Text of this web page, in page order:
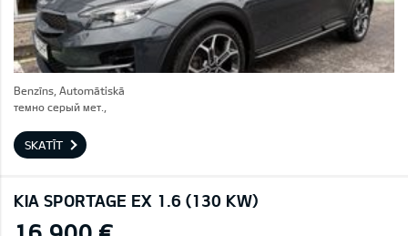
Benzīns, Automātiskā
темно серый мет.,
SKATĪT
KIA SPORTAGE EX 1.6 (130 KW)